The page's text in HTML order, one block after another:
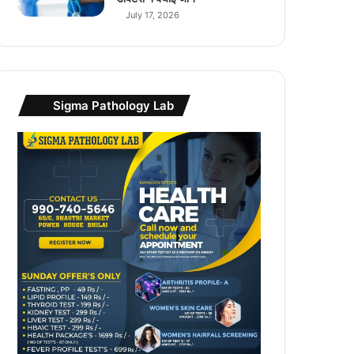
July 17, 2026
Sigma Pathology Lab